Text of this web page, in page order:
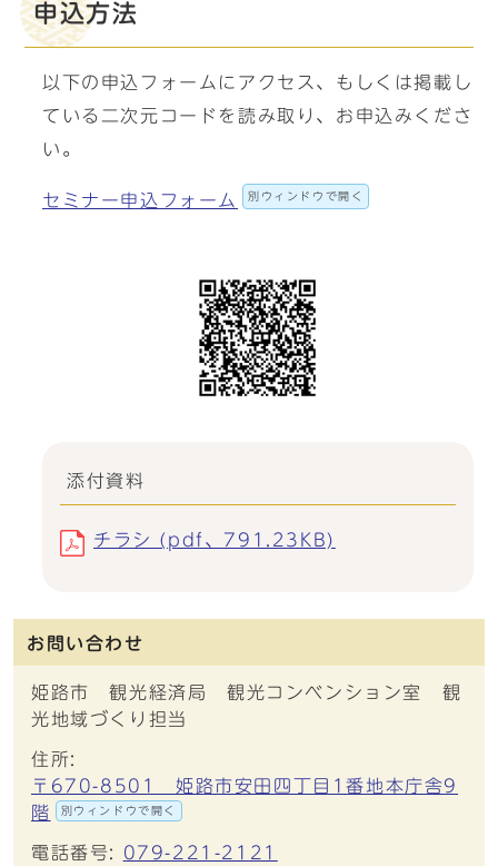
申込方法
以下の申込フォームにアクセス、もしくは掲載し
ている二次元コードを読み取り、お申込みくださ
い。
セミナー申込フォーム 別ウィンドウで開く
添付資料
チラシ (pdf、791.23KB)
お問い合わせ
姫路市 観光経済局 観光コンベンション室 観
光地域づくり担当
住所:
〒670-8501 姫路市安田四丁目1番地本庁舎9
階
別ウィンドウで開く
電話番号: 079-221-2121